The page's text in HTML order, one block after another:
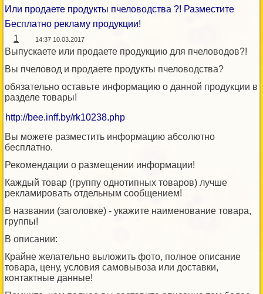
Или продаете продукты пчеловодства ?! Разместите
Бесплатно рекламу продукции!
1
14:37 10.03.2017
Выпускаете или продаете продукцию для пчеловодов?!
Вы пчеловод и продаете продукты пчеловодства?
обязательно оставьте информацию о данной продукции в
разделе товары!
http://bee.inff.by/rk10238.php
Вы можете разместить информацию абсолютно
бесплатно.
Рекомендации о размещении информации!
Каждый товар (группу однотипных товаров) лучше
рекламировать отдельным сообщением!
В названии (заголовке) - укажите наименование товара,
группы!
В описании:
Крайне желательно выложить фото, полное описание
товара, цену, условия самовывоза или доставки,
контактные данные!